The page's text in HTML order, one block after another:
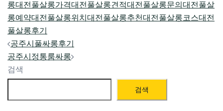
롱대전풀살롱가격대전풀살롱견적대전풀살롱문의 대전풀살
롱예약대전풀살롱위치 대전풀살롱추천대전풀살롱코스대전
풀살롱후기
Post
navigation
공주시풀싸롱후기
공주시정통룸싸롱
검색
검색